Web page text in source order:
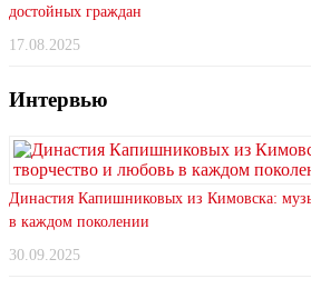
достойных граждан
17.08.2025
Интервью
Династия Капишниковых из Кимовска:
в каждом поколении
30.09.2025